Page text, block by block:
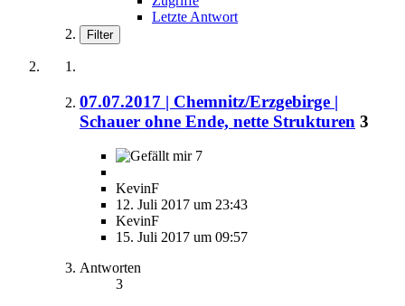
Letzte Antwort
Filter
07.07.2017 | Chemnitz/Erzgebirge |
Schauer ohne Ende, nette Strukturen 3
7
KevinF
12. Juli 2017 um 23:43
KevinF
15. Juli 2017 um 09:57
Antworten
3